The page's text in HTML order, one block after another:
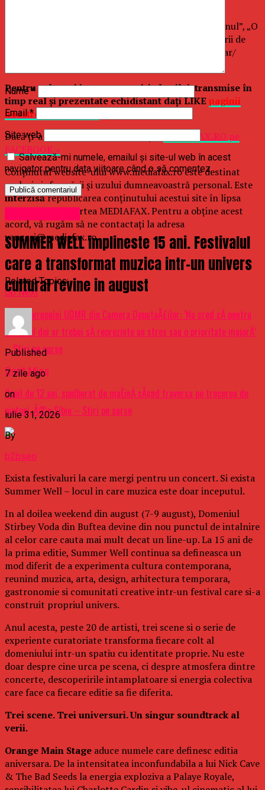
apropiate, iar cu mamele acestora a rămas prieten.
Wilson a jucat în filme precum „Zoolander Manechinul”, „O
familie genială/ The Royal Tenenbaums”, „Spărgătorii de
nunţi/ The Wedding Crashers” şi „O familie de coşmar/
Pentru cele mai importante ştiri ale zilei, transmise în
timp real şi prezentate echidistant daţi LIKE paginii
noastre de Facebook
Dacă ţi-a plăcut articolul, urmăreşte
MEDIAFAX.RO pe
FACEBOOK »
Conținutul website-ului www.mediafax.ro este destinat
exclusiv informării și uzului dumneavoastră personal. Este
interzisărepublicarea conținutului acestui site în lipsa
unui acord din partea MEDIAFAX. Pentru a obține acest
acord, vă rugăm să ne contactați la adresa
vanzari@mediafax.ro.
Related Topics:
Up Next
Liderul grupului UDMR din Camera DeputaÅ£ilor: ‘Nu cred cÄ pentru
noi turul doi ar trebui sÄ reprezinte un stres sau o prioritate majorÄ’
– Stiri pe surse
Don't Miss
Copil de 12 ani, spulberat de maÈinÄ cÃ¢nd traversa pe trecerea de
pietoni, Ã®n Sibiu – Stiri pe surse
Nume*
Email*
Site web
Salvează-mi numele, emailul și site-ul web în acest
navigator pentru data viitoare când o să comentez.
SUMMER WELL implineste 15 ani. Festivalul
care a transformat muzica intr-un univers
cultural revine in august
Published
7 zile ago
on
iulie 31, 2026
By
b2bseo
Exista festivaluri la care mergi pentru un concert. Si exista
Summer Well – locul in care muzica este doar inceputul.
In al doilea weekend din august (7-9 august), Domeniul
Stirbey Voda din Buftea devine din nou punctul de intalnire
al celor care cauta mai mult decat un line-up. La 15 ani de
la prima editie, Summer Well continua sa defineasca un
mod diferit de a experimenta cultura contemporana,
reunind muzica, arta, design, arhitectura temporara,
gastronomie si comunitati creative intr-un festival care si-a
construit propriul univers.
Anul acesta, peste 20 de artisti, trei scene si o serie de
experiente curatoriate transforma fiecare colt al
domeniului intr-un spatiu cu identitate proprie. Nu este
doar despre cine urca pe scena, ci despre atmosfera dintre
concerte, descoperirile intamplatoare si energia colectiva
care face ca fiecare editie sa fie diferita.
Trei scene. Trei universuri. Un singur soundtrack al
verii.
Orange Main Stage aduce numele care definesc editia
aniversara. De la intensitatea inconfundabila a lui Nick Cave
& The Bad Seeds la energia exploziva a Palaye Royale,